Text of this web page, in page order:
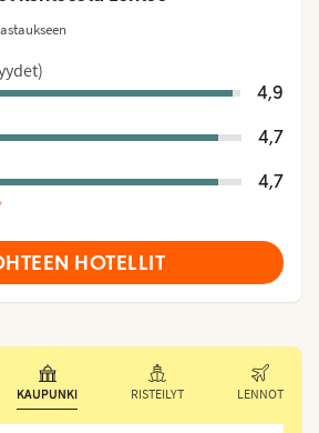
5
4,9
4,7
4,7
HOTELLIT
KAUPUNKI RISTEILYT LENNOT